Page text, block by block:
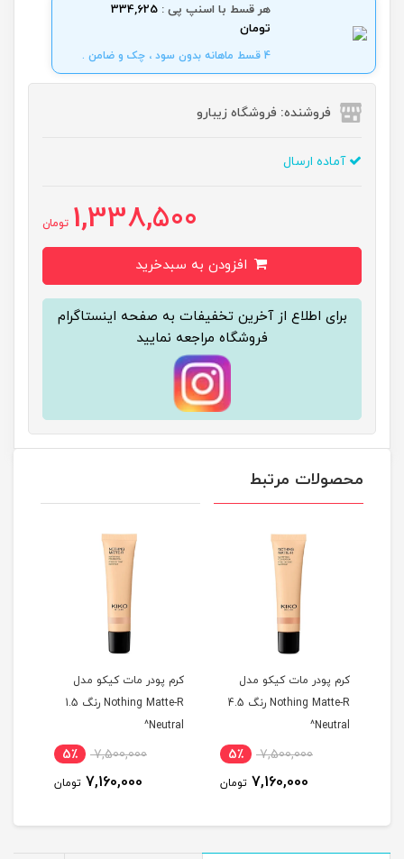
هر قسط با اسنپ پی : 334,625
تومان
4 قسط ماهانه بدون سود ، چک و ضامن .
فروشنده: فروشگاه زیبارو
آماده ارسال
1,338,500 تومان
برای اطلاع از آخرین تخفیفات به صفحه اینستاگرام
فروشگاه مراجعه نمایید
محصولات مرتبط
کرم پودر مات کیکو مدل
Nothing Matte-R رنگ 4.5
Neutral^
7,500,000 5٪
7,160,000 تومان
کرم پودر مات کیکو مدل
Nothing Matte-R رنگ 1.5
Neutral^
7,500,000 5٪
7,160,000 تومان